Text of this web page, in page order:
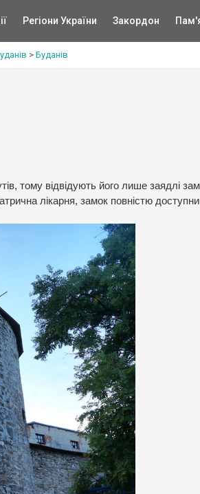
Регіони України Закордон
> Буданів
тому відвідують його лише заядлі
лікарня, замок повністю